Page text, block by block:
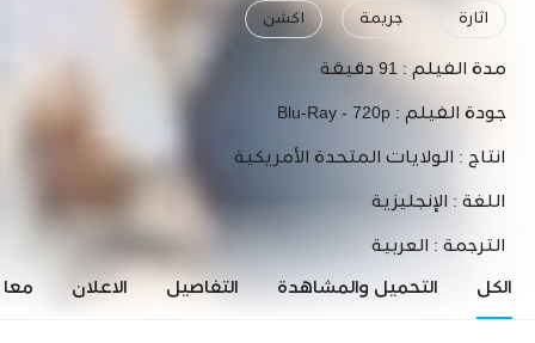
اثارة جريمة اكشن
مدة الفيلم : 91 دقيقة
جودة الفيلم : Blu-Ray - 720p
انتاج : الولايات المتحدة الأمريكية
اللغة : الإنجليزية
الترجمة : العربية
الكل التحميل والمشاهدة التفاصيل الاعلان